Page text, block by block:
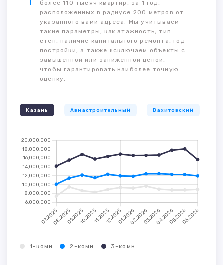
более 110 тысяч квартир, за 1 год,
расположенных в радиусе 200 метров от
указанного вами адреса. Мы учитываем
такие параметры, как этажность, тип
стен, наличие капитального ремонта, год
постройки, а также исключаем объекты с
завышенной или заниженной ценой,
чтобы гарантировать наиболее точную
оценку.
Казань Авиастроительный Вахитовский
1-комн. 2-комн. 3-комн.